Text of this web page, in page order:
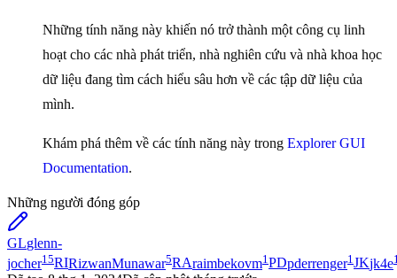
Những tính năng này khiến nó trở thành một công cụ linh
hoạt cho các nhà phát triển, nhà nghiên cứu và nhà khoa học
dữ liệu đang tìm cách hiểu sâu hơn về các tập dữ liệu của
mình.
Khám phá thêm về các tính năng này trong Explorer GUI
Documentation.
Những người đóng góp
GLglenn-
jocher15RIRizwanMunawar5RAraimbekovm1 PDpderrenger1 JKjk4e